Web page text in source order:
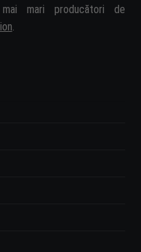
mari producători de
.